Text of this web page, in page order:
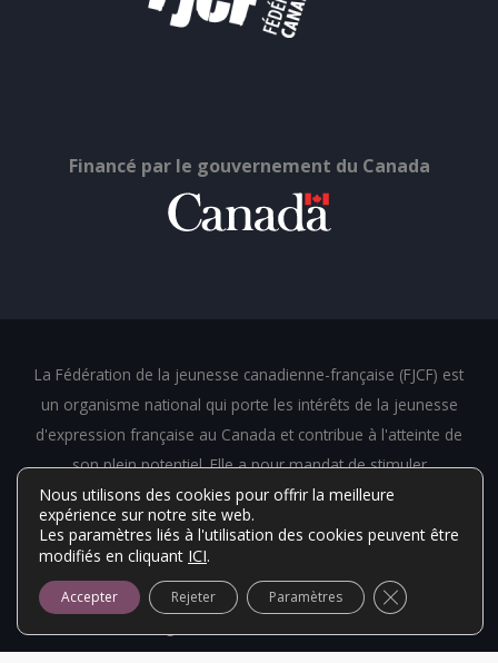
Financé par le gouvernement du Canada
La Fédération de la jeunesse canadienne-française (FJCF) est
un organisme national qui porte les intérêts de la jeunesse
d'expression française au Canada et contribue à l'atteinte de
son plein potentiel. Elle a pour mandat de stimuler
l'épanouissement des jeunes canadiens et canadiennes
d'expression française âgés de 14 à 25.
La Fédération de la jeunesse canadienne-française (FJCF) est
fière de pouvoir administrer le programme Vice-Versa au nom
Nous utilisons des cookies pour offrir la meilleure
expérience sur notre site web.
Les paramètres liés à l'utilisation des cookies peuvent être
modifiés en cliquant ICI.
Accepter Rejeter Paramètres Close GDPR